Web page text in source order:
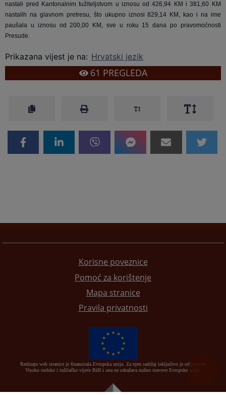
nastali pred Kantonalnim tužiteljstvom u iznosu od 426,94 KM i 381,60 KM
nastalih na glavnom pretresu, što ukupno iznosi 829,14 KM, kao i na ime
paušala u iznosu od 200,00 KM, sve u roku 15 dana po pravomoćnosti
Presude.
Prikazana vijest je na: Hrvatski jezik
61 PREGLEDA
Korisne poveznice
Pomoć za korištenje
Mapa stranice
Pravila privatnosti
Redizajn web stranice je finansirala Evropska unija. Za njen sadržaj isključivo je odgovorno
Visoko sudsko i tužilačko vijeće BiH i ona ne odražava nužno stavove Evropske unije.